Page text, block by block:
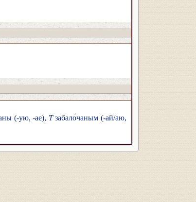
(-ую, -ае), Тзабало́чаным (-ай/аю,